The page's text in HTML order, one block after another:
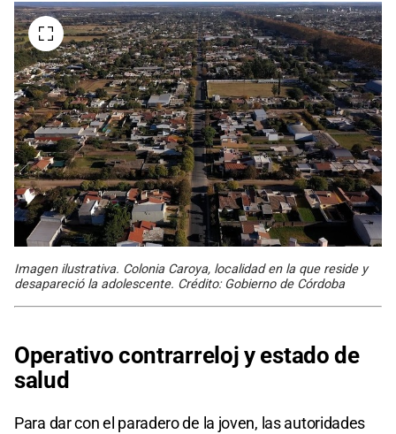
Imagen ilustrativa. Colonia Caroya, localidad en la que reside y
desapareció la adolescente. Crédito: Gobierno de Córdoba
Operativo contrarreloj y estado de
salud
Para dar con el paradero de la joven, las autoridades